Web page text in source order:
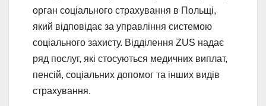
орган соціального страхування в Польщі,
який відповідає за управління системою
соціального захисту. Відділення ZUS надає
ряд послуг, які стосуються медичних виплат,
пенсій, соціальних допомог та інших видів
страхування.